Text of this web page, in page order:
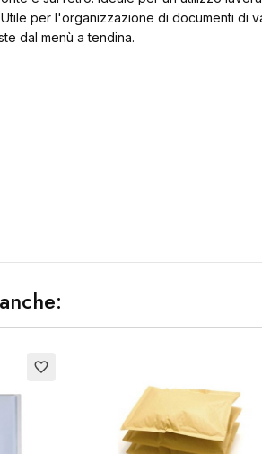
per l'organizzazione di documenti di
dal menù a tendina.
favorite_border
Crea lista dei desideri